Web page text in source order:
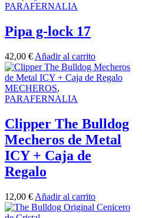
PARAFERNALIA
Pipa g-lock 17
42,00 € Añadir al carrito
MECHEROS,
PARAFERNALIA
Clipper The Bulldog
Mecheros de Metal
ICY + Caja de
Regalo
12,00 € Añadir al carrito